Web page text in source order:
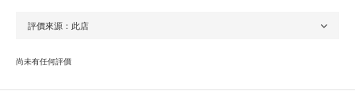
尚未有任何評價